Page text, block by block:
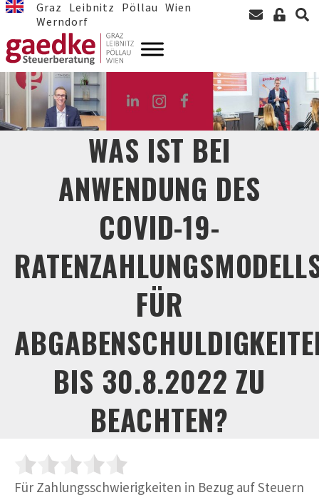
Graz Leibnitz Pöllau Wien
Werndorf
WAS IST BEI
ANWENDUNG DES
COVID-19-
FÜR
BIS 30.8.2022 ZU
BEACHTEN?
Für Zahlungsschwierigkeiten in Bezug auf Steuern